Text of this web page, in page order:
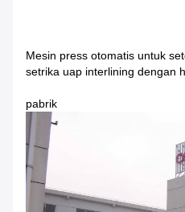
Mesin press otomatis untuk
setrika uap interlining dengan
pabrik